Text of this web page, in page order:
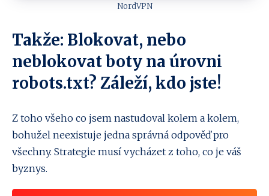
NordVPN
Takže: Blokovat, nebo
neblokovat boty na úrovni
robots.txt? Záleží, kdo jste!
Z toho všeho co jsem nastudoval kolem a kolem,
bohužel neexistuje jedna správná odpověď pro
všechny. Strategie musí vycházet z toho, co je váš
byznys.